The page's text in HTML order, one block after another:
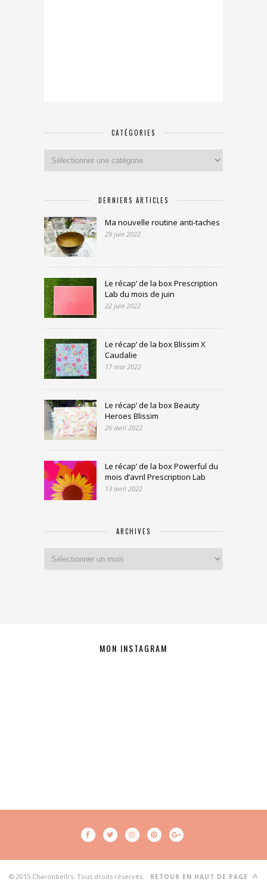
CATÉGORIES
DERNIERS ARTICLES
Ma nouvelle routine anti-taches
29 juin 2022
Le récap’ de la box Prescription
Lab du mois de juin
22 juin 2022
Le récap’ de la box Blissim X
Caudalie
17 mai 2022
Le récap’ de la box Beauty
Heroes Blissim
26 avril 2022
Le récap’ de la box Powerful du
mois d’avril Prescription Lab
13 avril 2022
ARCHIVES
MON INSTAGRAM
© 2015 Charonbelli's. Tous droits réservés. RETOUR EN HAUT DE PAGE